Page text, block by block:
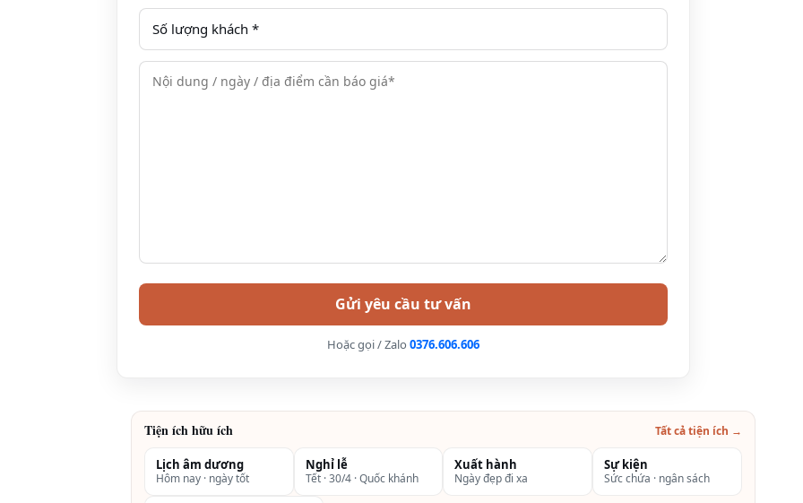
Hoặc gọi / Zalo 0376.606.606
Tiện ích hữu ích Tất cả tiện ích →
Lịch âm dương
Hôm nay · ngày tốt
Nghỉ lễ
Tết · 30/4 · Quốc khánh
Xuất hành
Ngày đẹp đi xa
Sự kiện
Sức chứa · ngân sách